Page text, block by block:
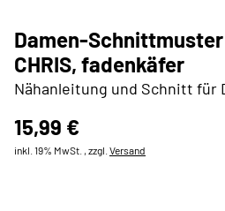
Damen-
CHRIS, fadenkäfer
Nähanleitung und Schnitt für
15,99 €
inkl. 19% MwSt. , zzgl. Versand